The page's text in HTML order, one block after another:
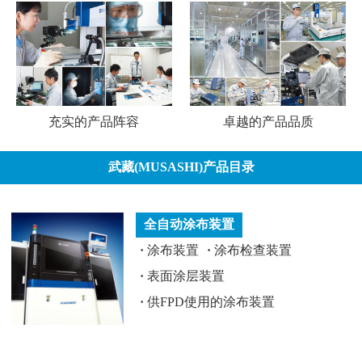
充实的产品阵容 卓越的产品品质
武藏(MUSASHI)产品目录
全自动涂布装置
· 涂布装置 · 涂布检查装置
· 表面涂层装置
· 供FPD使用的涂布装置